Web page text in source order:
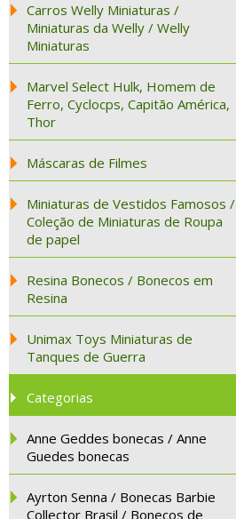
Carros Welly Miniaturas /
Miniaturas da Welly / Welly
Miniaturas
Marvel Select Hulk, Homem de
Ferro, Cyclocps, Capitão América,
Thor
Máscaras de Filmes
Miniaturas de Vestidos Famosos /
Coleção de Miniaturas de Roupa
de papel
Resina Bonecos / Bonecos em
Resina
Unimax Toys Miniaturas de
Tanques de Guerra
Categorias
Anne Geddes bonecas / Anne
Guedes bonecas
Ayrton Senna / Bonecas Barbie
Collector Brasil / Bonecos de